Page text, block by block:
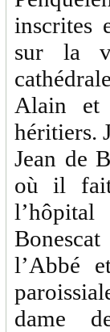
inscrites
sur la
Alain et
héritiers.
Jean de
où il
l’Abbé
dame